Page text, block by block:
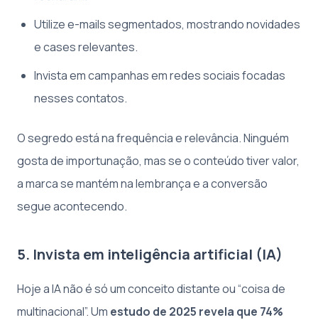
Utilize e-mails segmentados, mostrando novidades
e cases relevantes.
Invista em campanhas em redes sociais focadas
nesses contatos.
O segredo está na frequência e relevância. Ninguém
gosta de importunação, mas se o conteúdo tiver valor,
a marca se mantém na lembrança e a conversão
segue acontecendo.
5. Invista em inteligência artificial (IA)
Hoje a IA não é só um conceito distante ou “coisa de
multinacional”. Um estudo de 2025 revela que 74%